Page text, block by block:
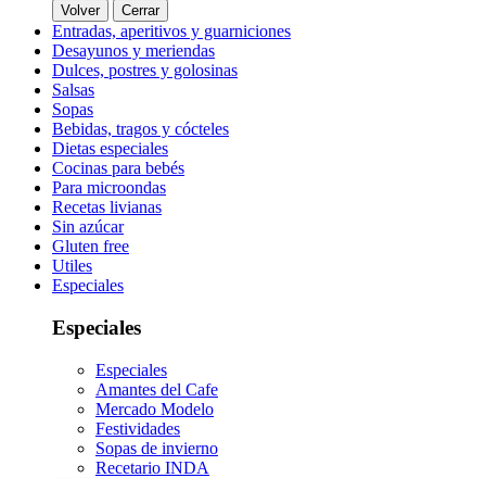
Volver Cerrar
Entradas, aperitivos y guarniciones
Desayunos y meriendas
Dulces, postres y golosinas
Salsas
Sopas
Bebidas, tragos y cócteles
Dietas especiales
Cocinas para bebés
Para microondas
Recetas livianas
Sin azúcar
Gluten free
Utiles
Especiales
Especiales
Especiales
Amantes del Cafe
Mercado Modelo
Festividades
Sopas de invierno
Recetario INDA